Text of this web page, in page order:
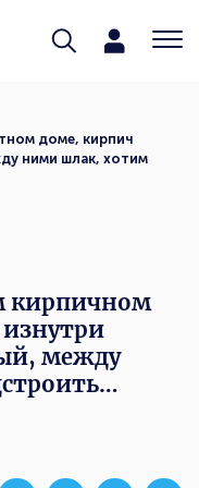
доме, кирпич
ними шлак, хотим
кирпичном
между